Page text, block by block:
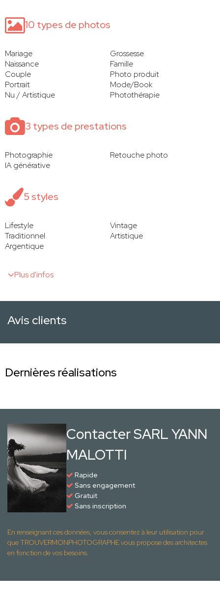
10 types de photos
Mariage
Grossesse
Naissance
Famille
Couple
Photo produit
Portrait
Mode/Book
Nu / Artistique
Photothérapie
3 types de prestations
Photographie
Retouche photo
IA générative
5 styles
Lifestyle
Vintage
Traditionnel
Artistique
Argentique
Plus d'infos
Avis clients
Dernières réalisations
Contacter SARL YANN
MALOTTI
Rapide
Sans engagement
Gratuit
Sans inscription
En renseignant ces données, vous consentez à leur utilisation pour
que TROUVERMONPHOTOGRAPHE vous propose des architectes
en fonction de vos besoins.